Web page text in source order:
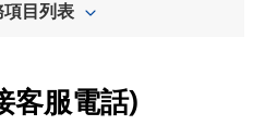
項目列表
客服電話)